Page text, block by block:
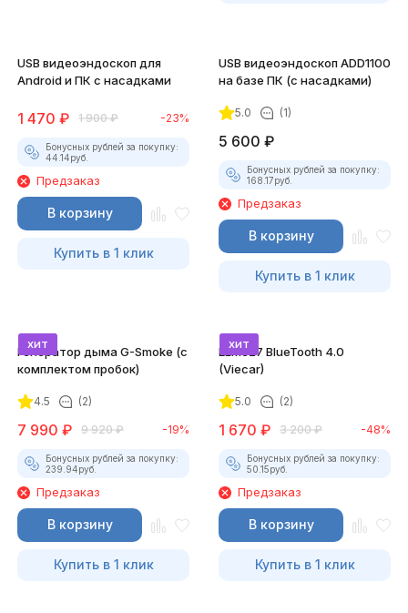
USB видеоэндоскоп для
Android и ПК с насадками
1 470 ₽ 1 900 ₽ -23%
Бонусных рублей за покупку:
44.14руб.
Предзаказ
В корзину
Купить в 1 клик
USB видеоэндоскоп ADD1100
на базе ПК (с насадками)
5.0 (1)
5 600 ₽
Бонусных рублей за покупку:
168.17руб.
Предзаказ
В корзину
Купить в 1 клик
хит
Генератор дыма G-Smoke (c
комплектом пробок)
4.5 (2)
7 990 ₽ 9 920 ₽ -19%
Бонусных рублей за покупку:
239.94руб.
Предзаказ
В корзину
Купить в 1 клик
хит
ELM327 BlueTooth 4.0
(Viecar)
5.0 (2)
1 670 ₽ 3 200 ₽ -48%
Бонусных рублей за покупку:
50.15руб.
Предзаказ
В корзину
Купить в 1 клик